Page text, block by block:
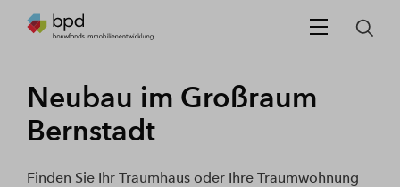
Neubau im Großraum
Bernstadt
Finden Sie Ihr Traumhaus oder Ihre Traumwohnung